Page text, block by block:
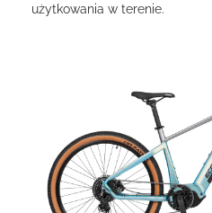
użytkowania w terenie.